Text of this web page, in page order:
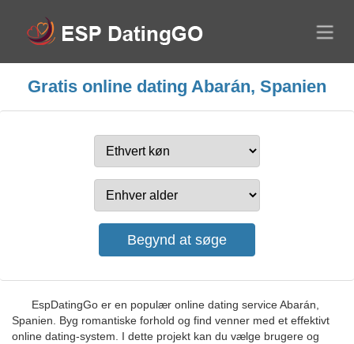
Gratis online dating Abarán, Spanien
EspDatingGo er en populær online dating service Abarán,
Spanien. Byg romantiske forhold og find venner med et effektivt
online dating-system. I dette projekt kan du vælge brugere og